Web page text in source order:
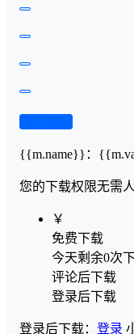
{{m.name}} ：
您的下载权限无需
￥
免费下载
今天剩余0次
评论后下载
登录后下载
登录后下载： 登录